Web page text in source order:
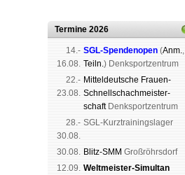
Termine 2026
14.-
16.08.
SGL-Spenden­open (Anm.,
Teiln.) Denk­sport­zen­trum
22.-
23.08.
Mit­tel­deu­tsche Frauen-
Schnell­schach­meis­ter­
schaftDenk­sport­zen­trum
28.-
30.08.
SGL-Kurz­trai­nings­lager
30.08. Blitz-SMM Groß­röhrs­dorf
12.09. Weltmeister-Simultan